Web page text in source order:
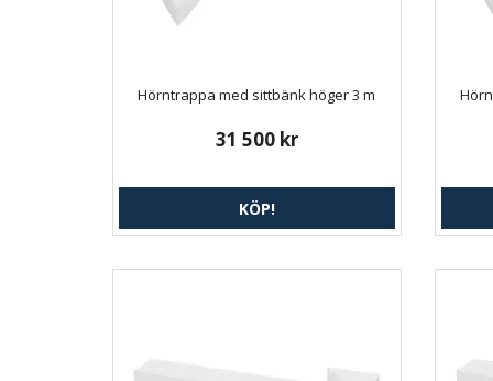
Hörntrappa med sittbänk höger 3 m
31 500 kr
KÖP!